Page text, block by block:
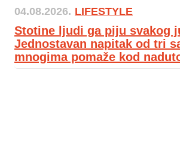
04.08.2026. LIFESTYLE
Stotine ljudi ga piju svakog
Jednostavan napitak od tri
mnogima pomaže kod